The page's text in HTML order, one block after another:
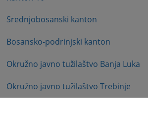
Srednjobosanski kanton
Bosansko-podrinjski kanton
Okružno javno tužilaštvo Banja Luka
Okružno javno tužilaštvo Trebinje